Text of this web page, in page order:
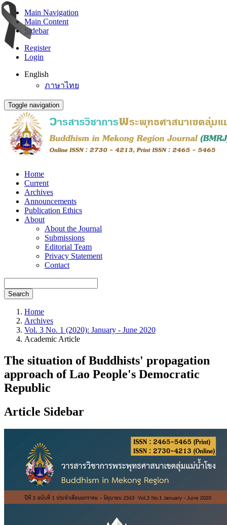
Main Navigation
Main Content
Sidebar
Register
Login
English
ภาษาไทย
Toggle navigation
Home
Current
Archives
Announcements
Publication Ethics
About
About the Journal
Submissions
Editorial Team
Privacy Statement
Contact
Search
Home
Archives
Vol. 3 No. 1 (2020): January - June 2020
Academic Article
The situation of Buddhists' propagation
approach of Lao People's Democratic
Republic
Article Sidebar